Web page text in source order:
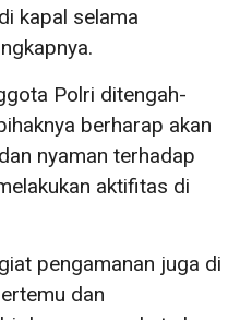
kapal selama
Polri ditengah-
berharap akan
nyaman terhadap
aktifitas di
pengamanan juga di
dan